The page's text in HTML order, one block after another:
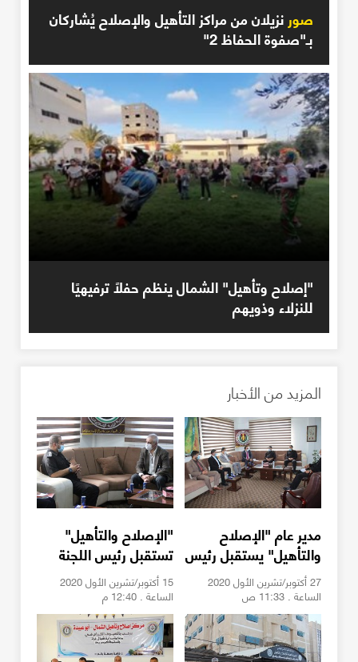
صورنزيلان من مراكز التأهيل والإصلاح يُشاركان
بـ"صفوة الحفاظ 2"
"إصلاح وتأهيل" الشمال ينظم حفلًا ترفيهيًا
للنزلاء وذويهم
المزيد من الأخبار
مدير عام "الإصلاح
والتأهيل" يستقبل رئيس
"النيابة التنفيذية"27 أكتوبر/تشرين الأول 2020
الساعة . 11:33 ص
"الإصلاح والتأهيل"
تستقبل رئيس اللجنة
الدولية للصليب الأحمر
15 أكتوبر/تشرين الأول 2020
الساعة . 12:40 م